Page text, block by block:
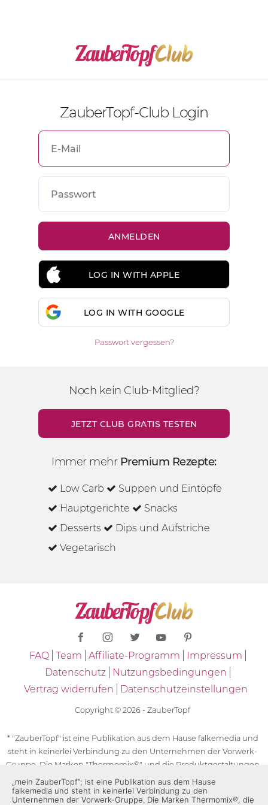
ZauberTopf-Club Login
LOG IN WITH APPLE
LOG IN WITH GOOGLE
Passwort vergessen?
Noch kein Club-Mitglied?
JETZT CLUB GRATIS TESTEN
Immer mehr Premium Rezepte:
Low Carb
Suppen und Eintöpfe
Hauptgerichte
Snacks
Desserts
Dips und Aufstriche
Vegetarisch
FAQ Team Affiliate-Programm
Impressum
Datenschutz
Nutzungsbedingungen
Vertrag widerrufen
Datenschutzeinstellungen
Copyright © 2026 - ZauberTopf
* "ZauberTopf" ist eine Publikation aus dem Hause falkemedia und
steht in keinerlei Verbindung zu den Unternehmen der Vorwerk-
Gruppe. Die Marken "Thermomix®" und die Produktgestaltungen
des "Thermomix®" sind eingetragene Marken der Unternehmen
der Vorwerk-Gruppe. Die Marken Thermomix®, die Zeichen TM5®,
„mein ZauberTopf”; ist eine Publikation aus dem Hause
falkemedia und steht in keinerlei Verbindung zu den
Unternehmen der Vorwerk-Gruppe. Die Marken Thermomix®, die